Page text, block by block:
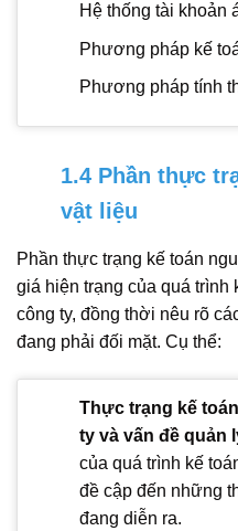
Hệ thống tài khoản
Phương pháp kế
Phương pháp tính
1.4 Phần thực
vật liệu
Phần thực trạng kế toán
giá hiện trạng của quá trình
công ty, đồng thời nêu rõ
đang phải đối mặt. Cụ thể:
Thực trạng kế
ty và vấn đề quản
của quá trình kế
đề cập đến những
đang diễn ra.